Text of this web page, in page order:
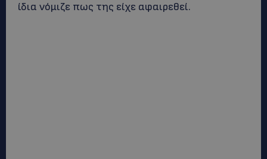
ίδια νόμιζε πως της είχε αφαιρεθεί.